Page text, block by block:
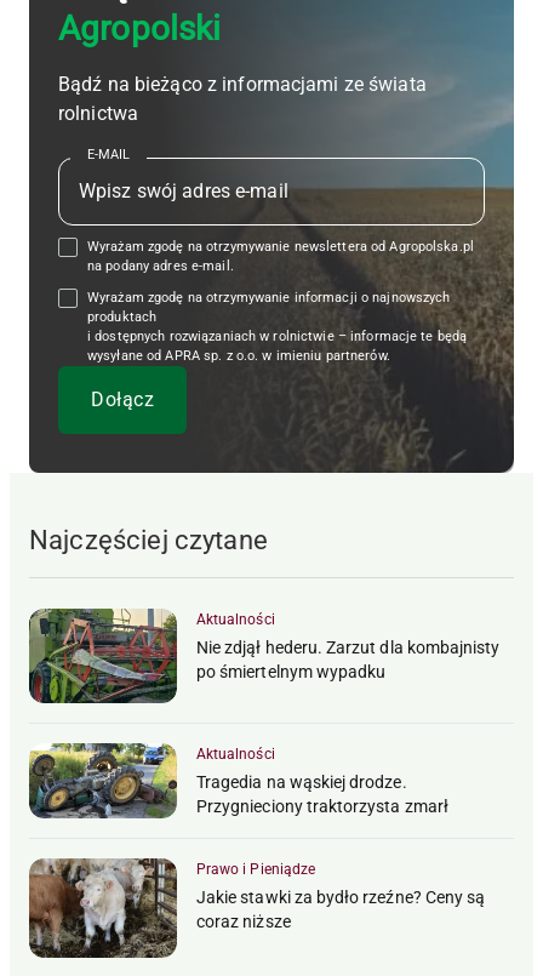
Agropolski
Bądź na bieżąco z informacjami ze świata
rolnictwa
E-MAIL
Wyrażam zgodę na otrzymywanie newslettera od Agropolska.pl
na podany adres e-mail.
Wyrażam zgodę na otrzymywanie informacji o najnowszych
produktach
i dostępnych rozwiązaniach w rolnictwie – informacje te będą
wysyłane od APRA sp. z o.o. w imieniu partnerów.
Najczęściej czytane
Aktualności
Nie zdjął hederu. Zarzut dla kombajnisty
po śmiertelnym wypadku
Aktualności
Tragedia na wąskiej drodze.
Przygnieciony traktorzysta zmarł
Prawo i Pieniądze
Jakie stawki za bydło rzeźne? Ceny są
coraz niższe